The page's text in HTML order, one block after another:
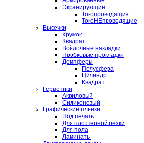
Экранирующие
Токопроводящие
ТокоНЕпроводящие
Высечки
Кружок
Квадрат
Войлочные накладки
Пробковые прокладки
Демпферы
Полусфера
Цилиндр
Квадрат
Герметики
Акриловый
Силиконовый
Графические плёнки
Под печать
Для плоттерной резки
Для пола
Ламинаты